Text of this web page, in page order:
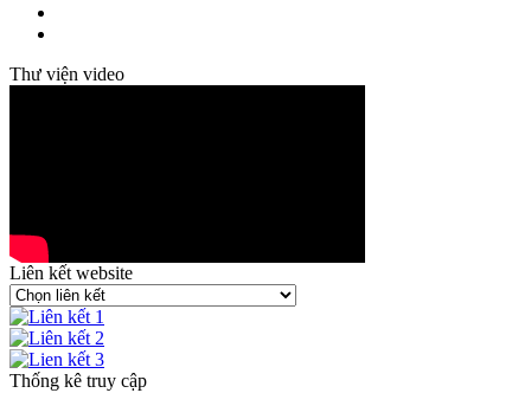
Thư viện video
Liên kết website
Thống kê truy cập